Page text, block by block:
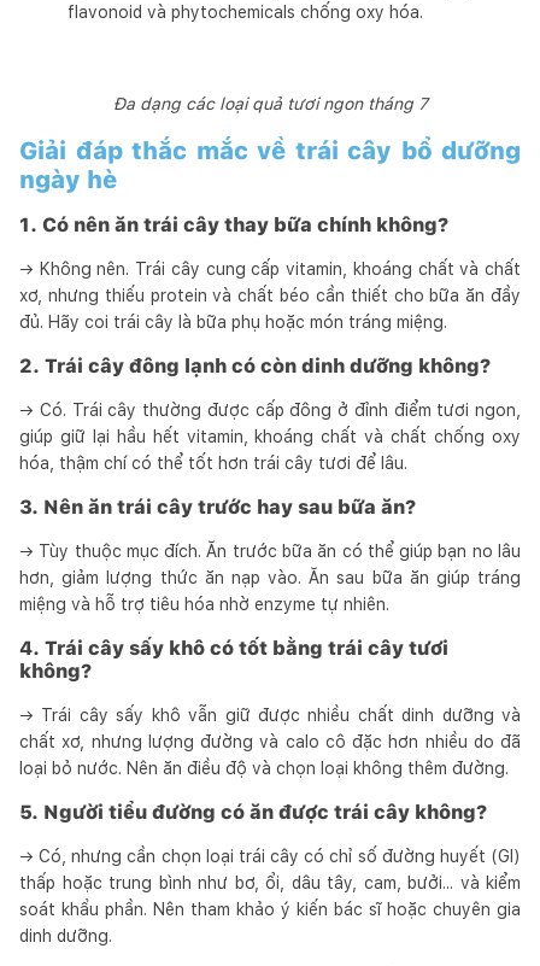
flavonoid và phytochemicals chống oxy hóa.
Đa dạng các loại quả tươi ngon tháng 7
Giải đáp thắc mắc về trái cây bổ dưỡng
ngày hè
1. Có nên ăn trái cây thay bữa chính không?
→ Không nên. Trái cây cung cấp vitamin, khoáng chất và chất
xơ, nhưng thiếu protein và chất béo cần thiết cho bữa ăn đầy
đủ. Hãy coi trái cây là bữa phụ hoặc món tráng miệng.
2. Trái cây đông lạnh có còn dinh dưỡng không?
→ Có. Trái cây thường được cấp đông ở đỉnh điểm tươi ngon,
giúp giữ lại hầu hết vitamin, khoáng chất và chất chống oxy
hóa, thậm chí có thể tốt hơn trái cây tươi để lâu.
3. Nên ăn trái cây trước hay sau bữa ăn?
→ Tùy thuộc mục đích. Ăn trước bữa ăn có thể giúp bạn no lâu
hơn, giảm lượng thức ăn nạp vào. Ăn sau bữa ăn giúp tráng
miệng và hỗ trợ tiêu hóa nhờ enzyme tự nhiên.
4. Trái cây sấy khô có tốt bằng trái cây tươi
không?
→ Trái cây sấy khô vẫn giữ được nhiều chất dinh dưỡng và
chất xơ, nhưng lượng đường và calo cô đặc hơn nhiều do đã
loại bỏ nước. Nên ăn điều độ và chọn loại không thêm đường.
5. Người tiểu đường có ăn được trái cây không?
→ Có, nhưng cần chọn loại trái cây có chỉ số đường huyết (GI)
thấp hoặc trung bình như bơ, ổi, dâu tây, cam, bưởi... và kiểm
soát khẩu phần. Nên tham khảo ý kiến bác sĩ hoặc chuyên gia
dinh dưỡng.